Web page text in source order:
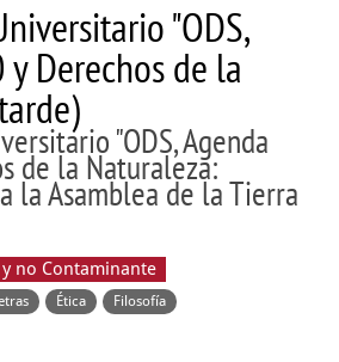
"ODS,
Derechos de la
"ODS, Agenda
de la Naturaleza:
la Asamblea de la Tierra
no Contaminante
Ética Filosofía